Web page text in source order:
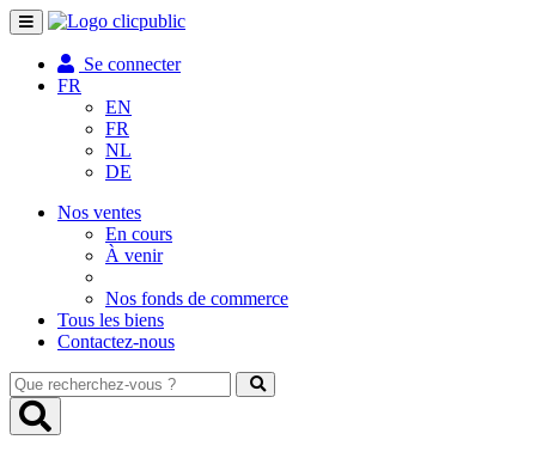
Toggle
navigation
Se connecter
FR
EN
FR
NL
DE
Nos ventes
En cours
À venir
Nos fonds de commerce
Tous les biens
Contactez-nous
Que
recherchez-
vous